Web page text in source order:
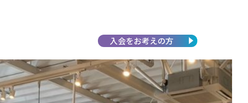
入会をお考えの方